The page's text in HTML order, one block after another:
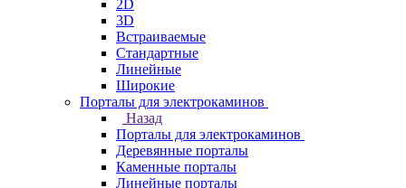
2D
3D
Встраиваемые
Стандартные
Линейные
Широкие
Порталы для электрокаминов
Назад
Порталы для электрокаминов
Деревянные порталы
Каменные порталы
Линейные порталы